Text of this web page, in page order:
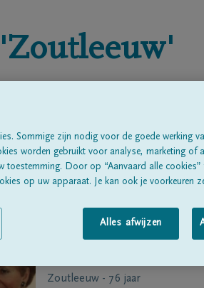
'Zoutleeuw'
STROUVEN
Zoutleeuw - 76 jaar
Sommige zijn nodig voor de goede werking
worden gebruikt voor analyse, marketing of
toestemming. Door op “Aanvaard alle
op uw apparaat. Je kan ook je voorkeuren
Alles afwijzen